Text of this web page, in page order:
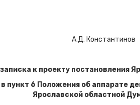
Думы А.Д. Константинов
к проекту постановления
пункт 6 Положения об аппарате
Ярославской областной